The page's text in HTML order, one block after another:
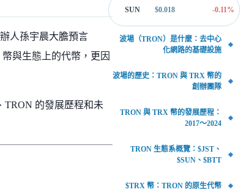
人孫宇晨大膽預言
與生態上的代幣，更因
TRON 的發展歷程和未
SUN $0.018 -0.11%
波場（TRON）是什麼：去中心
化網路的基礎設施
波場的歷史：TRON 與 TRX 幣的
創辦團隊
TRON 與 TRX 幣的發展歷程：
2017～2024
TRON 生態系概覽：$JST、
$SUN、$BTT
$TRX 幣：TRON 的原生代幣